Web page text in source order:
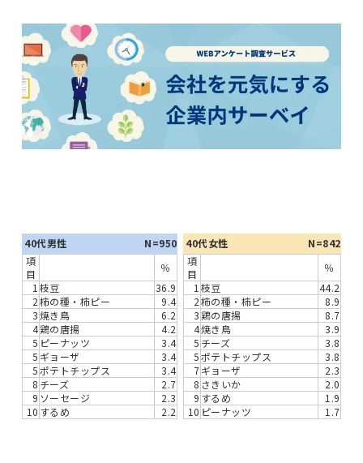
40代男性 N=950 40代女性
N=842
項
目
％
1 枝豆
36.9
2柿の種・柿ピー
9.4
3焼き鳥
6.2
4鶏の唐揚
4.2
5 ピーナッツ
3.4
5 ギョーザ
3.4
5ポテトチップス
3.4
8 チーズ
2.7
9 ソーセージ
2.3
10 するめ 2.2
項
目
％
1 枝豆
44.2
2柿の種・柿ピー
8.9
3鶏の唐揚
8.7
4焼き鳥
3.9
5 チーズ
3.8
5ポテトチップス
3.8
7ギョーザ
2.3
8 さきいか
2.0
9 するめ
1.9
10 ピーナッツ 1.7